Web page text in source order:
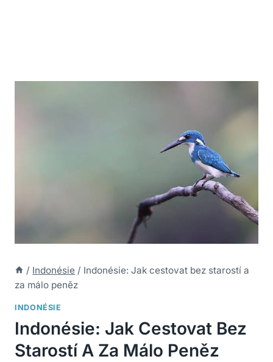
/ Indonésie / Indonésie: Jak cestovat bez starostí a
za málo peněz
INDONÉSIE
Indonésie: Jak Cestovat Bez
Starostí A Za Málo Peněz